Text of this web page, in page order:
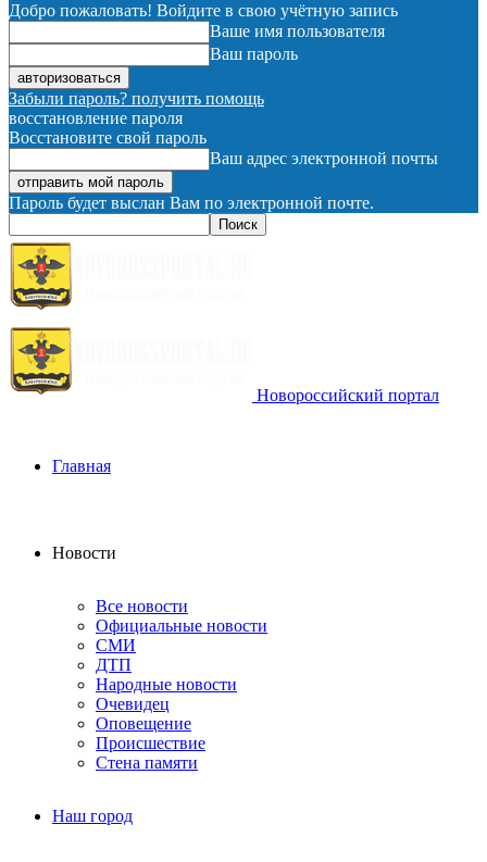
Добро пожаловать! Войдите в свою учётную запись
Ваше имя пользователя
Ваш пароль
Забыли пароль? получить помощь
восстановление пароля
Восстановите свой пароль
Ваш адрес электронной почты
Пароль будет выслан Вам по электронной почте.
Новороссийский портал
Главная
Новости
Все новости
Официальные новости
СМИ
ДТП
Народные новости
Очевидец
Оповещение
Происшествие
Стена памяти
Наш город